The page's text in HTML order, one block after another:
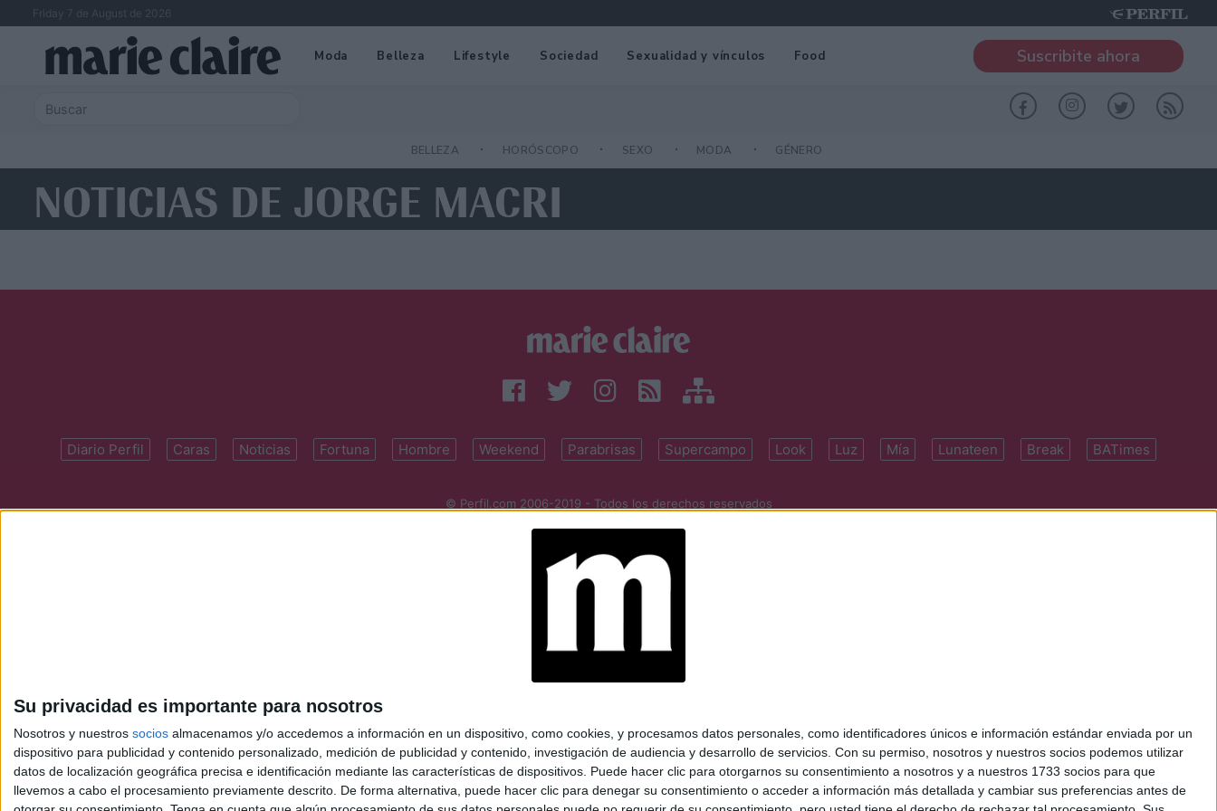
Su privacidad es importante para nosotros
Nosotros y nuestros socios almacenamos y/o accedemos a información en un dispositivo, como cookies, y procesamos datos personales, como identificadores únicos e información estándar enviada por un
dispositivo para publicidad y contenido personalizado, medición de publicidad y contenido, investigación de audiencia y desarrollo de servicios. Con su permiso, nosotros y nuestros socios podemos utilizar
datos de localización geográfica precisa e identificación mediante las características de dispositivos. Puede hacer clic para otorgarnos su consentimiento a nosotros y a nuestros 1733 socios para que
llevemos a cabo el procesamiento previamente descrito. De forma alternativa, puede hacer clic para denegar su consentimiento o acceder a información más detallada y cambiar sus preferencias antes de
Friday 7 de August de 2026
Moda Belleza Lifestyle Sociedad Sexualidad y vínculos Food Suscribite ahora
BELLEZA HORÓSCOPO SEXO MODA GÉNERO
NOTICIAS DE JORGE MACRI
Diario Perfil Caras Noticias Fortuna Hombre Weekend Parabrisas Supercampo Look Luz Mía Lunateen Break BATimes
© Perfil.com 2006-2019 - Todos los derechos reservados
perfilcom@perfil.com| Propietario: Diario Perfil S.A.